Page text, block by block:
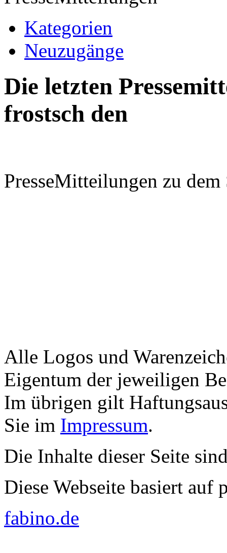
Kategorien
Neuzugänge
Die letzten
frostsch den
PresseMitteilungen zu
Alle Logos und
Eigentum der jeweiligen
Im übrigen gilt
Sie im Impressum.
Die Inhalte dieser Seite
Diese Webseite basiert auf
fabino.de